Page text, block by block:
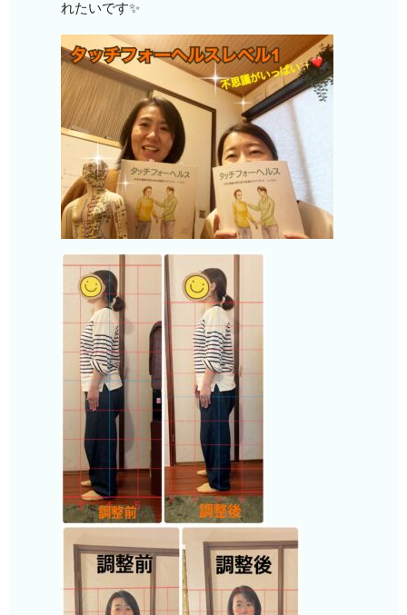
れたいです✨